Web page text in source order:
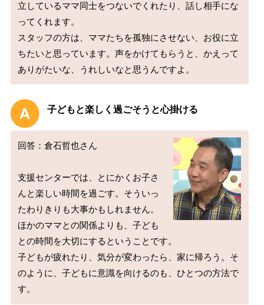
立しているママ同士をつないでくれたり、話し相手にな
ってくれます。
スタッフの方は、ママたちを孤独にさせない、お役に立
ちたいと思っています。声をかけてもらうと、かえって
子どもと楽しく過ごそうと心掛ける
回答：倉石哲也さん
支援センターでは、とにかくお子さ
んと楽しい時間を過ごす。そういっ
たわりきりも大事かもしれません。
ほかのママとの関係よりも、子ども
との時間を大切にするということです。
子どもが疲れたり、気分が変わったら、家に帰ろう。そ
のように、子どもに意識を向けるのも、ひとつの方法で